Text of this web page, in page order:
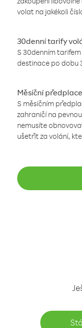
volat na jakékoli
30denní tarify
S 30denním
destinace po dobu
Měsíční
S měsíčním
zahraničí na
nemusíte
ušetřit za volání,